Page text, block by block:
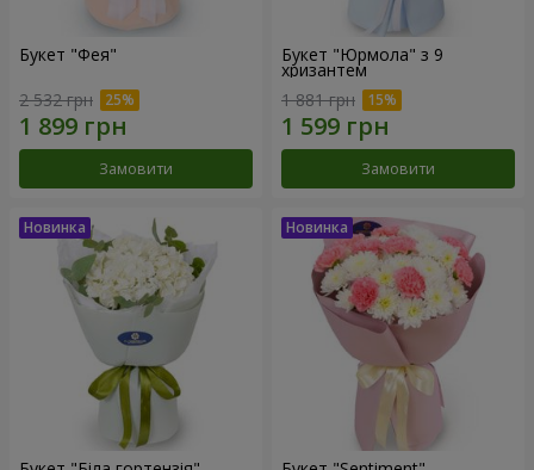
Букет "Фея"
2 532 грн
Замовити
Букет "Юрмола" з 9
хризантем
1 881 грн
Замовити